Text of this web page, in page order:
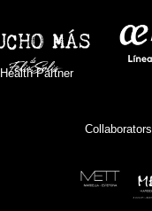
Health Partner
Collaborators